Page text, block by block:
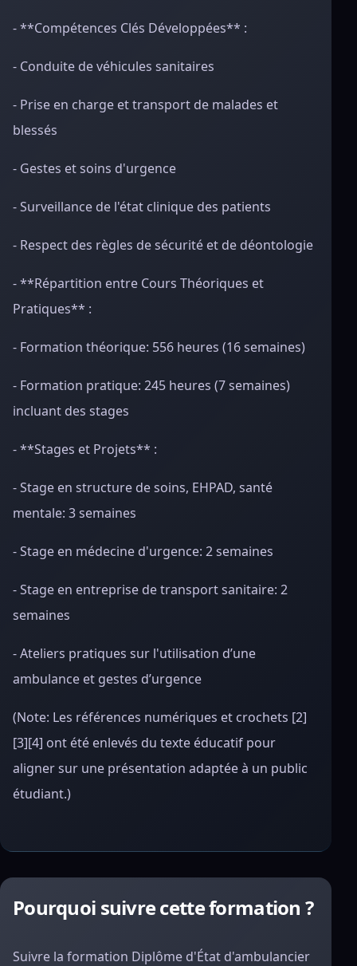
- **Compétences Clés Développées** :
- Conduite de véhicules sanitaires
- Prise en charge et transport de malades et
blessés
- Gestes et soins d'urgence
- Surveillance de l'état clinique des patients
- Respect des règles de sécurité et de déontologie
- **Répartition entre Cours Théoriques et
Pratiques** :
- Formation théorique: 556 heures (16 semaines)
- Formation pratique: 245 heures (7 semaines)
incluant des stages
- **Stages et Projets** :
- Stage en structure de soins, EHPAD, santé
mentale: 3 semaines
- Stage en médecine d'urgence: 2 semaines
- Stage en entreprise de transport sanitaire: 2
semaines
- Ateliers pratiques sur l'utilisation d’une
ambulance et gestes d’urgence
(Note: Les références numériques et crochets [2]
[3][4] ont été enlevés du texte éducatif pour
aligner sur une présentation adaptée à un public
étudiant.)
Pourquoi suivre cette formation ?
Suivre la formation Diplôme d'État d'ambulancier